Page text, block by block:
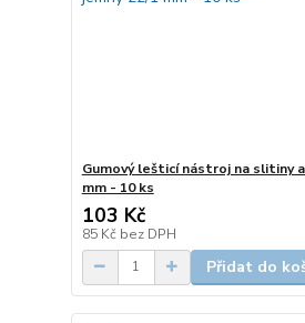
Gumový lešticí nástroj na slitiny
mm - 10 ks
103 Kč
85 Kč bez DPH
Přidat do